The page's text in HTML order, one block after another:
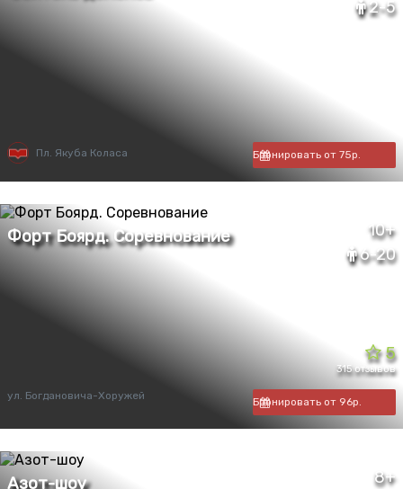
2-5
Пл. Якуба Коласа Бронировать от 75р.
10+
6-20
5
315 отзывов
ул. Богдановича-Хоружей Бронировать от 96р.
8+